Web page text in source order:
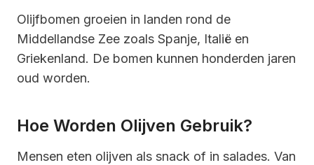
Olijfbomen groeien in landen rond de
Middellandse Zee zoals Spanje, Italië en
Griekenland. De bomen kunnen honderden jaren
oud worden.
Hoe Worden Olijven Gebruik?
Mensen eten olijven als snack of in salades. Van